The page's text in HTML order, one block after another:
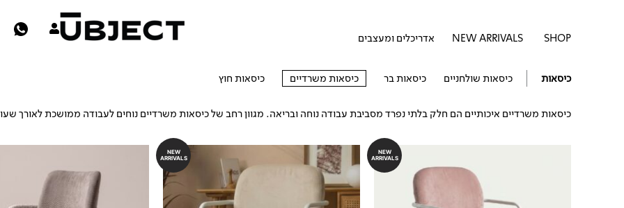
SHOP פתח SHOPNEW ARRIVALS אדריכלים ומעצבים
כיסאות כיסאות שולחניים כיסאות בר כיסאות משרדיים כיסאות חוץ
כיסאות משרדיים איכותיים הם חלק בלתי נפרד מסביבת עבודה נוחה ובריאה. מגוון רחב של כיסאות משרדיים נוחים לעבודה ממושכת לאורך
NEW
ARRIVALS
NEW
ARRIVALS